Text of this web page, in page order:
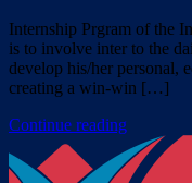
Internship Prgram of the
is to involve inter to the
develop his/her personal,
creating a win-win […]
Continue reading